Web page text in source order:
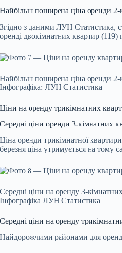
Найбільш поширена ціна оренди 2-
Згідно з даними ЛУН Статистика,
оренді двокімнатних квартир
Найбільш поширена ціна оренди 2-
Інфографіка: ЛУН Статистика
Ціни на оренду трикімнатних
Середні ціни оренди 3-кімнатних
Ціна оренди трикімнатної
березня ціна утримується на тому
Середні ціни на оренду 3-
Інфографіка ЛУН Статистика
Середні ціни на оренду
Найдорожчими районами для